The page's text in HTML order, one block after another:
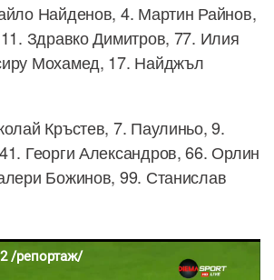
Найденов, 4. Мартин Райнов,
Здравко Димитров, 77. Илия
Мохамед, 17. Найджъл
Кръстев, 7. Паулиньо, 9.
Георги Александров, 66. Орлин
Божинов, 99. Станислав